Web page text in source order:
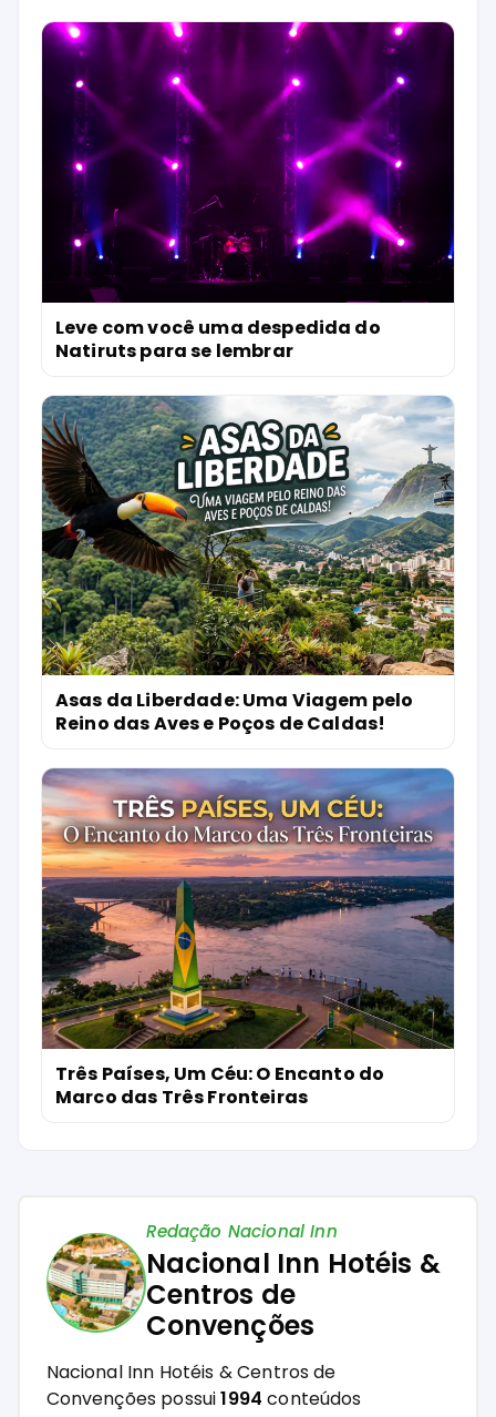
Leve com você uma despedida do
Natiruts para se lembrar
Asas da Liberdade: Uma Viagem pelo
Reino das Aves e Poços de Caldas!
Três Países, Um Céu: O Encanto do
Marco das Três Fronteiras
Redação Nacional Inn
Nacional Inn Hotéis &
Centros de
Convenções
Nacional Inn Hotéis & Centros de
Convenções possui1994 conteúdos